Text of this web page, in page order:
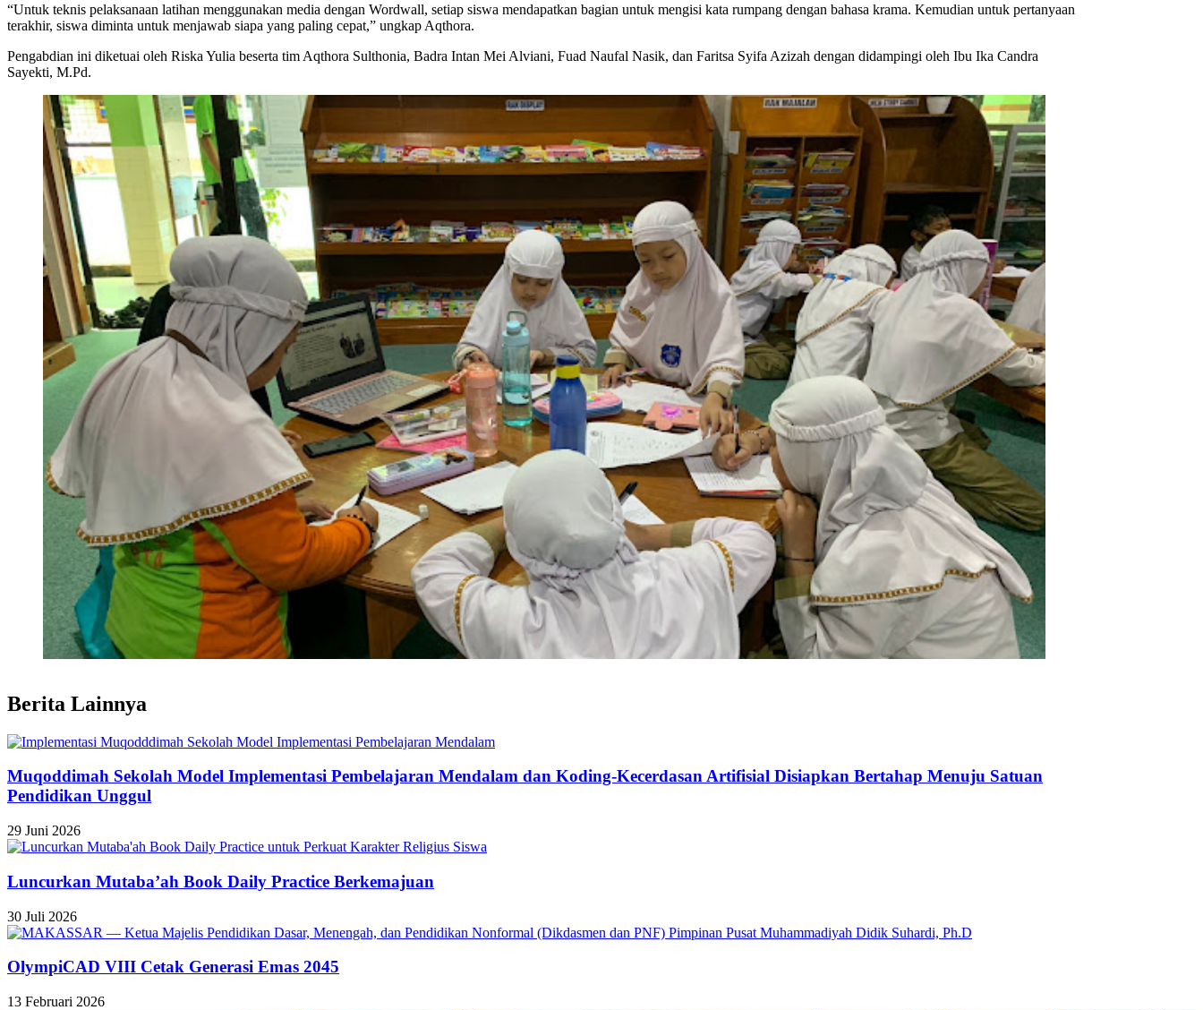
“Untuk teknis pelaksanaan latihan menggunakan media dengan Wordwall, setiap siswa mendapatkan bagian untuk mengisi kata rumpang dengan bahasa krama. Kemudian untuk pertanyaan
terakhir, siswa diminta untuk menjawab siapa yang paling cepat,” ungkap Aqthora.
Pengabdian ini diketuai oleh Riska Yulia beserta tim Aqthora Sulthonia, Badra Intan Mei Alviani, Fuad Naufal Nasik, dan Faritsa Syifa Azizah dengan didampingi oleh Ibu Ika Candra
Sayekti, M.Pd.
Berita Lainnya
Muqoddimah Sekolah Model Implementasi Pembelajaran Mendalam dan Koding-Kecerdasan Artifisial Disiapkan Bertahap Menuju Satuan
Pendidikan Unggul
29 Juni 2026
Luncurkan Mutaba’ah Book Daily Practice Berkemajuan
30 Juli 2026
OlympiCAD VIII Cetak Generasi Emas 2045
13 Februari 2026